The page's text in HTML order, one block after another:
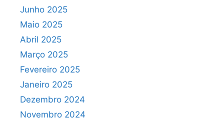
Junho 2025
Maio 2025
Abril 2025
Março 2025
Fevereiro 2025
Janeiro 2025
Dezembro 2024
Novembro 2024